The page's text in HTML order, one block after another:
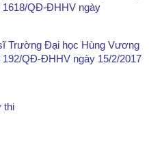
1618/QĐ-ĐHHV ngày
Trường Đại học Hùng Vương
192/QĐ-ĐHHV ngày 15/2/2017
thi